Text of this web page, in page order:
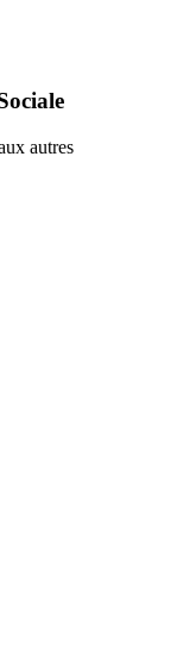
autres